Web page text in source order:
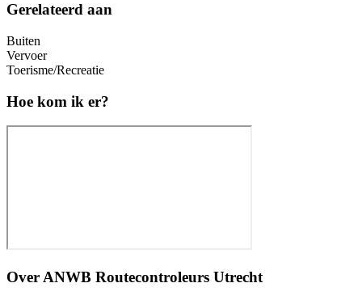
Gerelateerd aan
Buiten
Vervoer
Toerisme/Recreatie
Hoe kom ik er?
Over ANWB Routecontroleurs Utrecht